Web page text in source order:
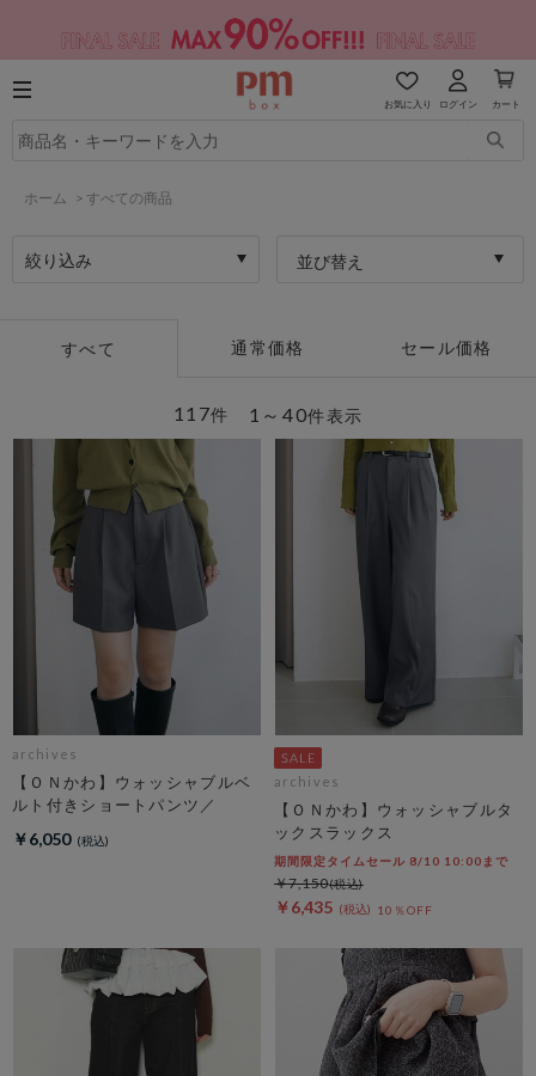
お気に入り ログイン カート
ホーム > すべての商品
絞り込み 並び替え
すべて 通常価格 セール価格
1～40件表示
117件
archives
【ＯＮかわ】ウォッシャブルベ
ルト付きショートパンツ／
￥6,050
archives
【ＯＮかわ】ウォッシャブルタ
ックスラックス
期間限定タイムセール 8/10 10:00まで
￥6,435 10％OFF
￥7,150